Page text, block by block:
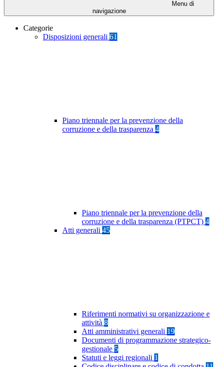
Menu di
navigazione
Categorie
Disposizioni generali 61
Piano triennale per la prevenzione della
corruzione e della trasparenza 4
Piano triennale per la prevenzione della
corruzione e della trasparenza (PTPCT) 4
Atti generali 45
Riferimenti normativi su organizzazione e
attività 8
Atti amministrativi generali 19
Documenti di programmazione strategico-
gestionale 5
Statuti e leggi regionali 1